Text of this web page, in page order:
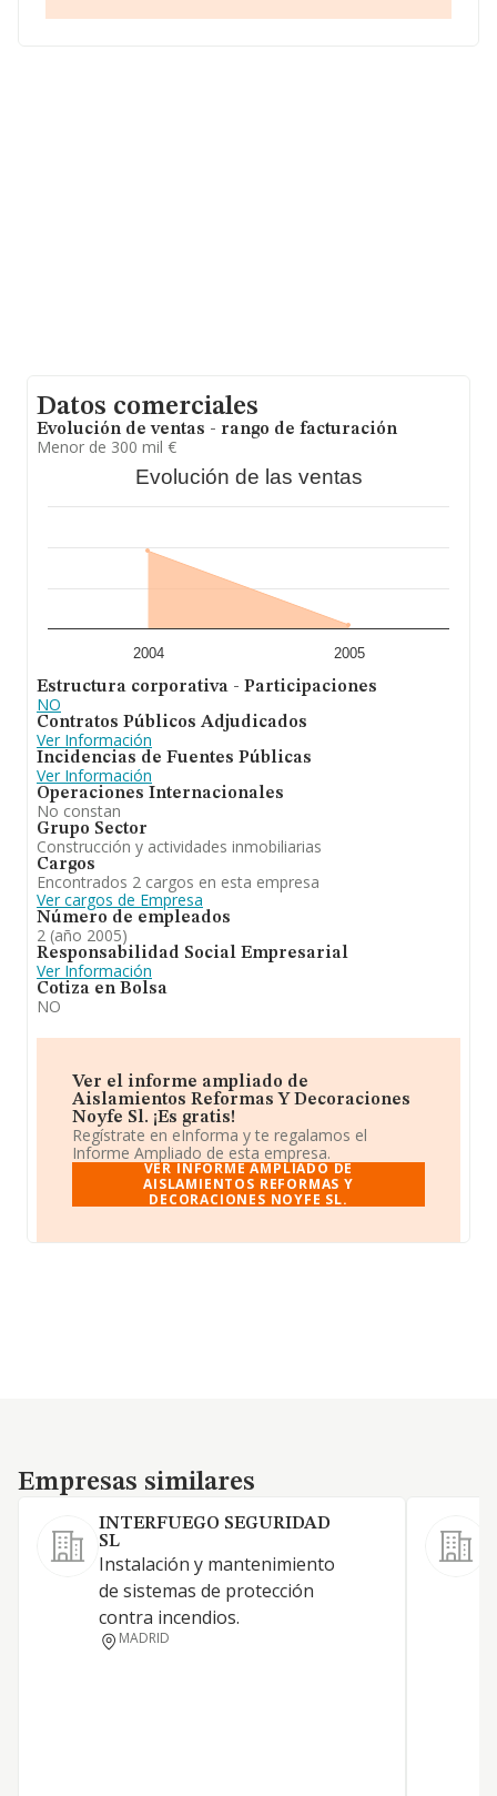
Datos comerciales
Evolución de ventas - rango de facturación
Menor de 300 mil €
Evolución de las ventas
2004 2005
Estructura corporativa - Participaciones
NO
Contratos Públicos Adjudicados
Ver Información
Incidencias de Fuentes Públicas
Ver Información
Operaciones Internacionales
No constan
Grupo Sector
Construcción y actividades inmobiliarias
Cargos
Encontrados 2 cargos en esta empresa
Ver cargos de Empresa
Número de empleados
2 (año 2005)
Responsabilidad Social Empresarial
Ver Información
Cotiza en Bolsa
NO
Ver el informe ampliado de
Aislamientos Reformas Y Decoraciones
Noyfe Sl. ¡Es gratis!
Regístrate en eInforma y te regalamos el
Informe Ampliado de esta empresa.
VER INFORME AMPLIADO DE
AISLAMIENTOS REFORMAS Y
DECORACIONES NOYFE SL.
Empresas similares
Empresas similares
INTERFUEGO SEGURIDAD
SL
Instalación y mantenimiento
de sistemas de protección
contra incendios.
MADRID